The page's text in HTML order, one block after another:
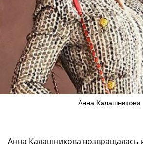
Анна Калашникова
Анна Калашникова возвращалась